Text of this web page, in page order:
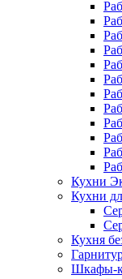
Кухни
Кухни
Кухня
Шкафы-